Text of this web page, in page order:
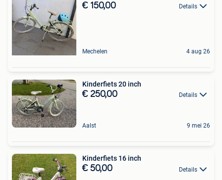
€ 150,00 Details
Mechelen 4 aug 26
Kinderfiets 20 inch
€ 250,00 Details
Aalst 9 mei 26
Kinderfiets 16 inch
€ 50,00 Details